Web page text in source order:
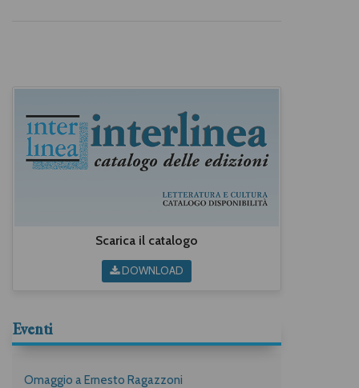
Scarica il catalogo
DOWNLOAD
Eventi
Omaggio a Ernesto Ragazzoni